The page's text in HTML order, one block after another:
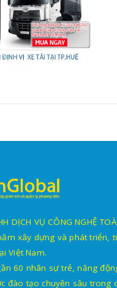
DỊCH VỤ CÔNG NGHỆ
xây dựng và phát triển,
Việt Nam.
60 nhân sự trẻ, năng
đào tạo chuyên sâu trong